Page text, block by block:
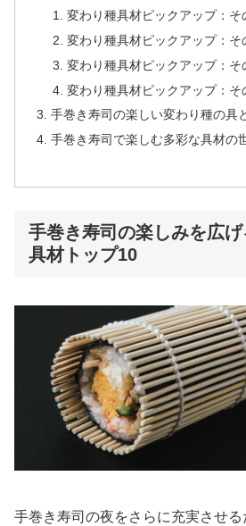
変わり種具材ピックアップ：そ
変わり種具材ピックアップ：そ
変わり種具材ピックアップ：そ
変わり種具材ピックアップ：そ
手巻き寿司の楽しい変わり種の具
手巻き寿司で楽しむ多彩な具材の
手巻き寿司の楽しみを広
具材トップ10
手巻き寿司の夜をさらに充実させ